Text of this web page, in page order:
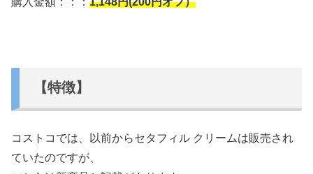
【特徴】
コストコでは、以前からセタフィル クリームは販売され
ていたのですが、